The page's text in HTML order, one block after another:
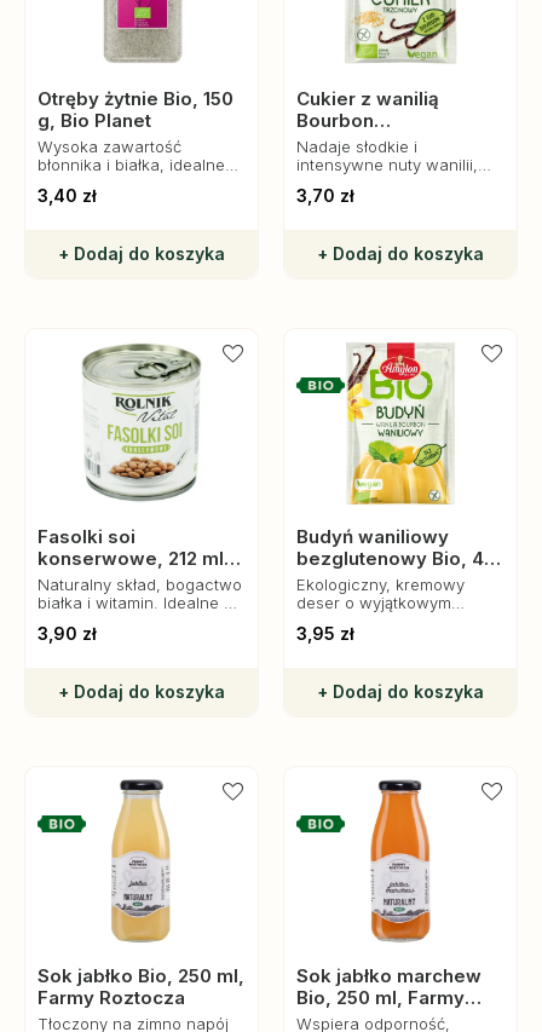
Otręby żytnie Bio, 150
g, Bio Planet
Wysoka zawartość
błonnika i białka, idealne
dań warzywnych.
3,40 zł
+ Dodaj do koszyka
Cukier z wanilią
Bourbon
bezglutenowy Bio, 20
g, Amylon
Nadaje słodkie i
intensywne nuty wanilii,
ciast, ciasteczek oraz
3,70 zł
+ Dodaj do koszyka
Fasolki soi
konserwowe, 212 ml,
Rolnik
Naturalny skład, bogactwo
białka i witamin. Idealne do
azjatyckich.
3,90 zł
+ Dodaj do koszyka
Budyń waniliowy
bezglutenowy Bio, 40
g, Amylon
Ekologiczny, kremowy
deser o wyjątkowym
całej rodziny.
3,95 zł
+ Dodaj do koszyka
Sok jabłko Bio, 250 ml,
Farmy Roztocza
Tłoczony na zimno napój
Sok jabłko marchew
Bio, 250 ml, Farmy
Roztocza
Wspiera odporność,